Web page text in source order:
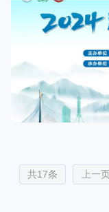
究成果和临床经验。
共17条 上一